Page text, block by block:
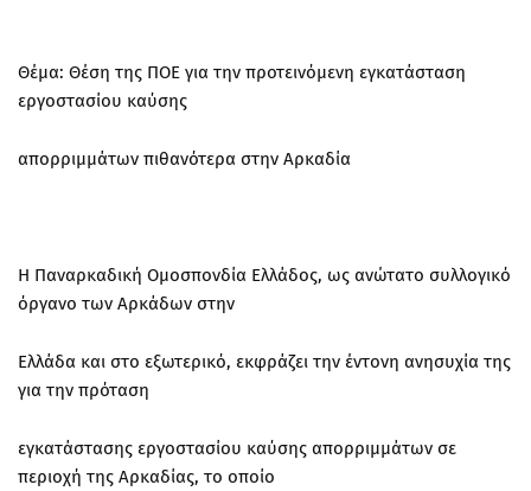
Θέμα: Θέση της ΠΟΕ για την προτεινόμενη εγκατάσταση
εργοστασίου καύσης
απορριμμάτων πιθανότερα στην Αρκαδία
Η Παναρκαδική Ομοσπονδία Ελλάδος, ως ανώτατο συλλογικό
όργανο των Αρκάδων στην
Ελλάδα και στο εξωτερικό, εκφράζει την έντονη ανησυχία της
για την πρόταση
εγκατάστασης εργοστασίου καύσης απορριμμάτων σε
περιοχή της Αρκαδίας, το οποίο